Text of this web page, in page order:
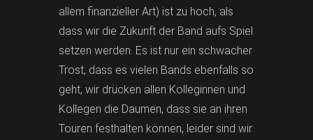
allem finanzieller Art) ist zu hoch, als
dass wir die Zukunft der Band aufs Spiel
setzen werden. Es ist nur ein schwacher
Trost, dass es vielen Bands ebenfalls so
geht, wir drücken allen Kolleginnen und
Kollegen die Daumen, dass sie an ihren
Touren festhalten können, leider sind wir